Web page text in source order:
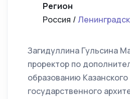
Регион
Россия /
Загидуллина Гульсина
проректор по
образованию Казанского
государственного